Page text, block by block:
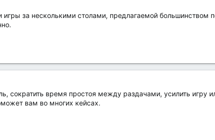
за несколькими столами, предлагаемой
сократить время простоя между раздачами, усилить игру
вам во многих кейсах.